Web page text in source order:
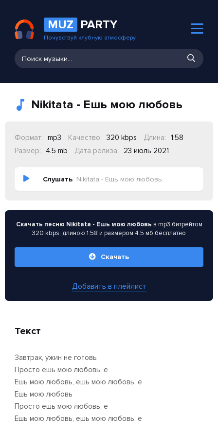
MUZ PARTY
Почувствуй клубную атмосферу
Nikitata - Ешь мою любовь
Формат: mp3 Качество: 320 kbps Длина:
1:58
Размер:
4.5 mb Дата релиза: 23 июль 2021
Слушать Nikitata - Ешь мою любовь
Скачать песню Nikitata - Ешь мою любовь в mp3 битрейтом
320 kbps, длиною 1:58 и размером 4.5 мб бесплатно
Скачать
Добавить в плейлист
Текст
Завтрак, ужин не готовь
Просто ешь мою любовь, е
Ешь мою любовь, ешь мою любовь, е
Ешь мою любовь
Просто ешь мою любовь, е
Ешь мою любовь, ешь мою любовь, е